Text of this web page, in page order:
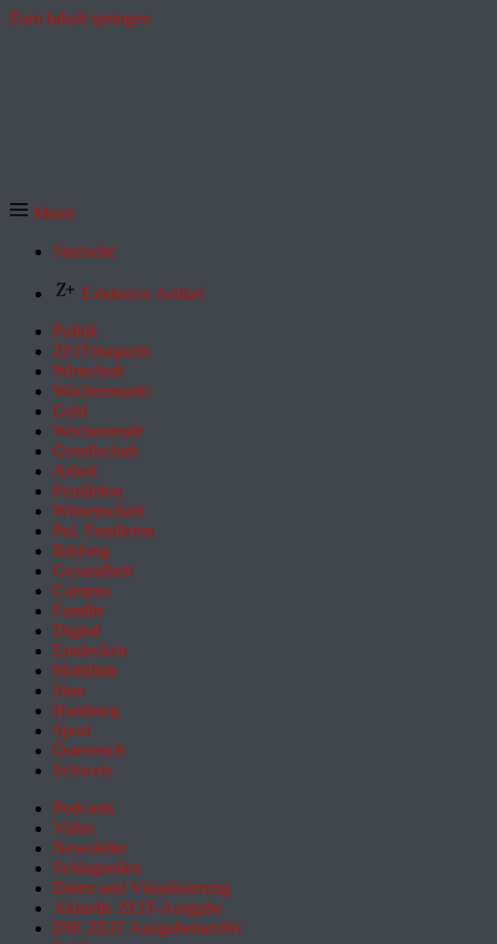
Zum Inhalt springen
Menü
Startseite
Exklusive Artikel
Politik
ZEITmagazin
Wirtschaft
Wochenmarkt
Geld
Wochenende
Gesellschaft
Arbeit
Feuilleton
Wissenschaft
Pol. Feuilleton
Bildung
Gesundheit
Campus
Familie
Digital
Entdecken
Mobilität
Sinn
Hamburg
Sport
Österreich
Schweiz
Podcasts
Video
Newsletter
Schlagzeilen
Daten und Visualisierung
Aktuelle ZEIT-Ausgabe
DIE ZEIT Ausgabenarchiv